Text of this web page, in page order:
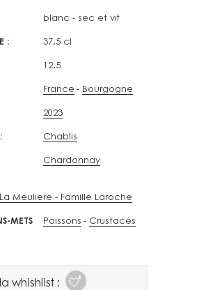
blanc - sec et vif
37.5 cl
12.5
France Bourgogne
2023
Chablis
Chardonnay
Meuliere - Famille Laroche
METS Poissons Crustacés
whishlist :